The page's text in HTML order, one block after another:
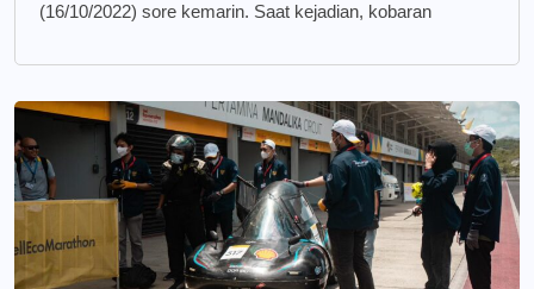
(16/10/2022) sore kemarin. Saat kejadian, kobaran